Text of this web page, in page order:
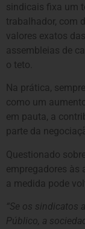
sindicais fixa um
trabalhador, com
valores exatos
assembleias de
o teto.
Na prática,
como um
em pauta, a
parte da
Questionado
empregadores às
a medida pode
“Se os sindicatos
Público, a